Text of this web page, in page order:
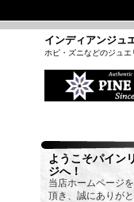
インディアンジュ
ホピ・ズニなどのジュ
ようこそパイン
ジへ！
当店ホームページ
頂き、誠にありが